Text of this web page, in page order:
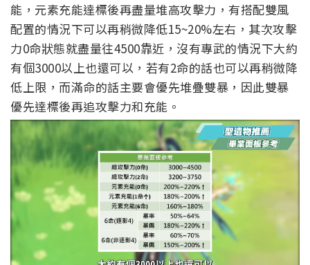
能，元素充能達標後再盡量堆高攻擊力，有搭配雙風
配置的情況下可以再稍微降低15~20%左右，其次攻擊
力0命狀態就盡量往4500靠近，沒有專武的情況下大約
有個3000以上也還可以，若有2命的話也可以再稍微降
低上限，而滿命的話主要會優先堆疊雙暴，因此雙暴
優先達標後再追攻擊力和充能。